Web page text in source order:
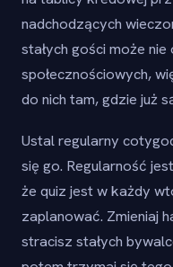
nadchodzących
stałych gości może
społecznościowych,
do nich tam, gdzie już
Ustal regularny
się go. Regularność
że quiz jest w każdy
zaplanować. Zmieniaj
stracisz stałych